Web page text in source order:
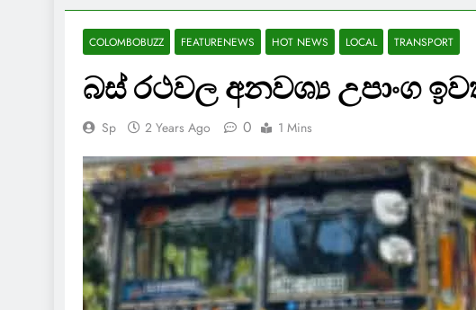
COLOMBOBUZZ FEATURENEWS HOT NEWS LOCAL TRANSPORT
බස් රථවල අනවශ්‍ය උපාංග
Sp 2 Years Ago 0 1 Mins